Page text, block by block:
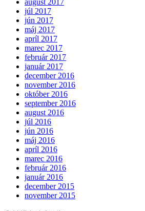
august 2017
júl 2017
jún 2017
máj 2017
apríl 2017
marec 2017
február 2017
január 2017
december 2016
november 2016
október 2016
september 2016
august 2016
júl 2016
jún 2016
máj 2016
apríl 2016
marec 2016
február 2016
január 2016
december 2015
november 2015